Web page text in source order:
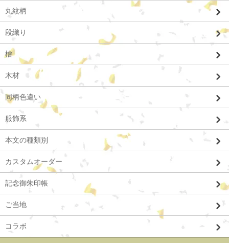
丸紋柄
段織り
檜
木材
同柄色違い
服飾系
本文の種類別
カスタムオーダー
記念御朱印帳
ご当地
コラボ